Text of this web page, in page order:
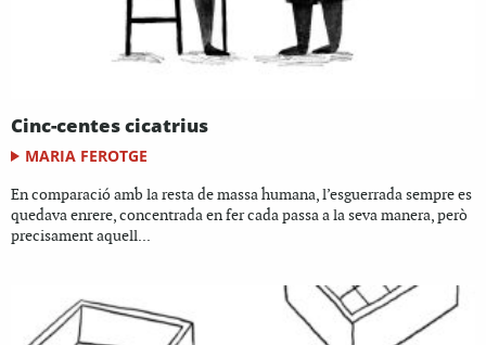
Cinc-centes cicatrius
MARIA FEROTGE
En comparació amb la resta de massa humana, l’esguerrada sempre es
quedava enrere, concentrada en fer cada passa a la seva manera, però
precisament aquell...